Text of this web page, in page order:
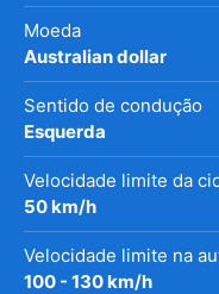
Moeda
Australian dollar
Sentido de condução
Esquerda
Velocidade limite da
50 km/h
Velocidade limite na
100 - 130 km/h